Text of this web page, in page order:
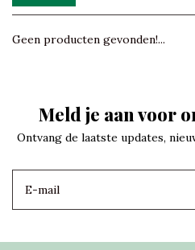
Geen producten gevonden!...
Meld je aan voor
Ontvang de laatste updates,